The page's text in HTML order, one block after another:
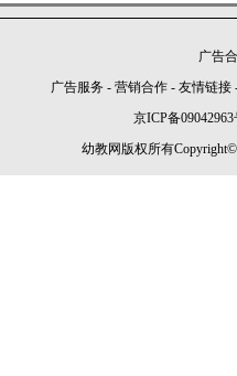
广告
广告服务 - 营销合作 - 友情链接
京ICP备09042963
幼教网版权所有